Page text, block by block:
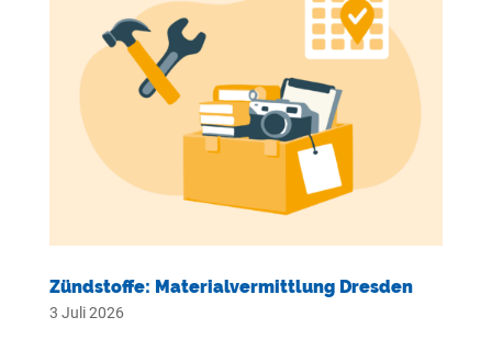
Zündstoffe: Materialvermittlung Dresden
3 Juli 2026